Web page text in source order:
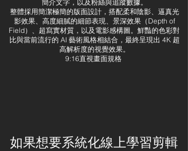
簡介文字，以及粉絲與追蹤數據。
整體採用簡潔極簡的版面設計，搭配柔和陰影、逼真光
影效果、高度細膩的細節表現、景深效果（Depth of
Field）、超寫實材質，以及電影感構圖。鮮豔的色彩對
比與當前流行的 AI 藝術風格相結合，最終呈現出 4K 超
高解析度的視覺效果。
9:16直視畫面規格
​如果想要系統化線上學習剪輯